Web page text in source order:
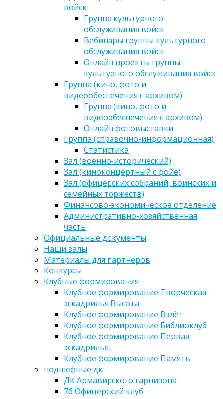
войск
Группа культурного
обслуживания войск
Вебинары группы культурного
обслуживания войск
Онлайн проекты группы
культурного обслуживания войск
Группа (кино, фото и
видеообеспечения с архивом)
Группа (кино, фото и
видеообеспечения с архивом)
Онлайн фотовыставки
Группа (справочно-информационная)
Статистика
Зал (военно-исторический)
Зал (киноконцертный с фойе)
Зал (офицерских собраний, воинских и
семейных торжеств)
Финансово-экономическое отделение
Административно-хозяйственная
часть
Официальные документы
Наши залы
Материалы для партнеров
Конкурсы
Клубные формирования
Клубное формирование Творческая
эскадрилья Высота
Клубное формирование Взлёт
Клубное формирование Библиоклуб
Клубное формирование Первая
эскадрилья
Клубное формирование Память
подшефные дк
ДК Армавирского гарнизона
76 Офицерский клуб